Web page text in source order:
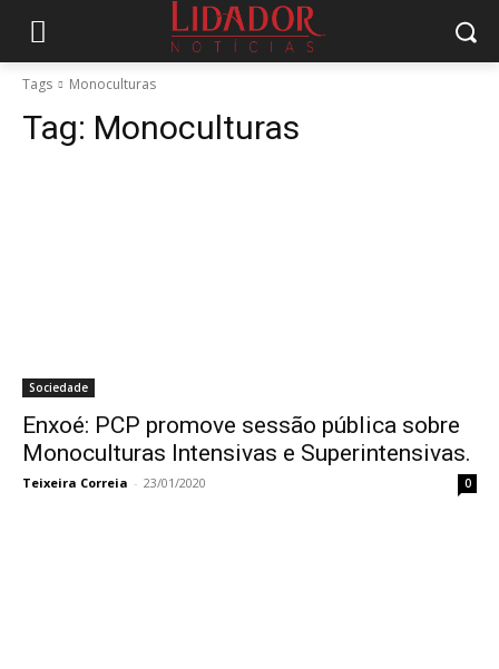
Tags Monoculturas
Tag: Monoculturas
Sociedade
Enxoé: PCP promove sessão pública sobre
Monoculturas Intensivas e Superintensivas.
Teixeira Correia - 23/01/2020 0